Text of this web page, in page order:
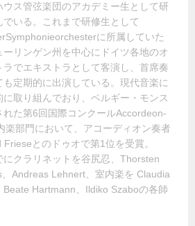
ウス管弦楽団のアカデミー生として研
でいる。これまで研修生として
に所属していた
ーリンゲン州を中心にドイツ各地のオ
ラでエキストラとして客演し、首席奏
も定期的に出演している。現代音楽に
に取り組んでおり、ベルギー・モンス
れた第6回国際コンクールAccordeon-
楽部門において、アコーディオン奏者
Frieseとのドゥオで第1位を受賞。
にクラリネットを谷尻忍、Thorsten
Andreas Lehnert、室内楽を Claudia
Beate Hartmann、Ildiko Szaboの各師